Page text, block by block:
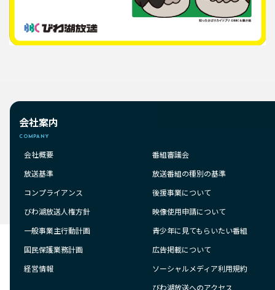
会社案内
COMPANY
会社概要
放送基準
コンプライアンス
びわ湖放送人権方針
一般事業主行動計画
国民保護業務計画
経営情報
番組審議会
放送番組の種別の基準
後援事業について
映像使用申請について
青少年に見てもらいたい番組
広告掲載について
ソーシャルメディア利用規約
びわ湖放送へのアクセス